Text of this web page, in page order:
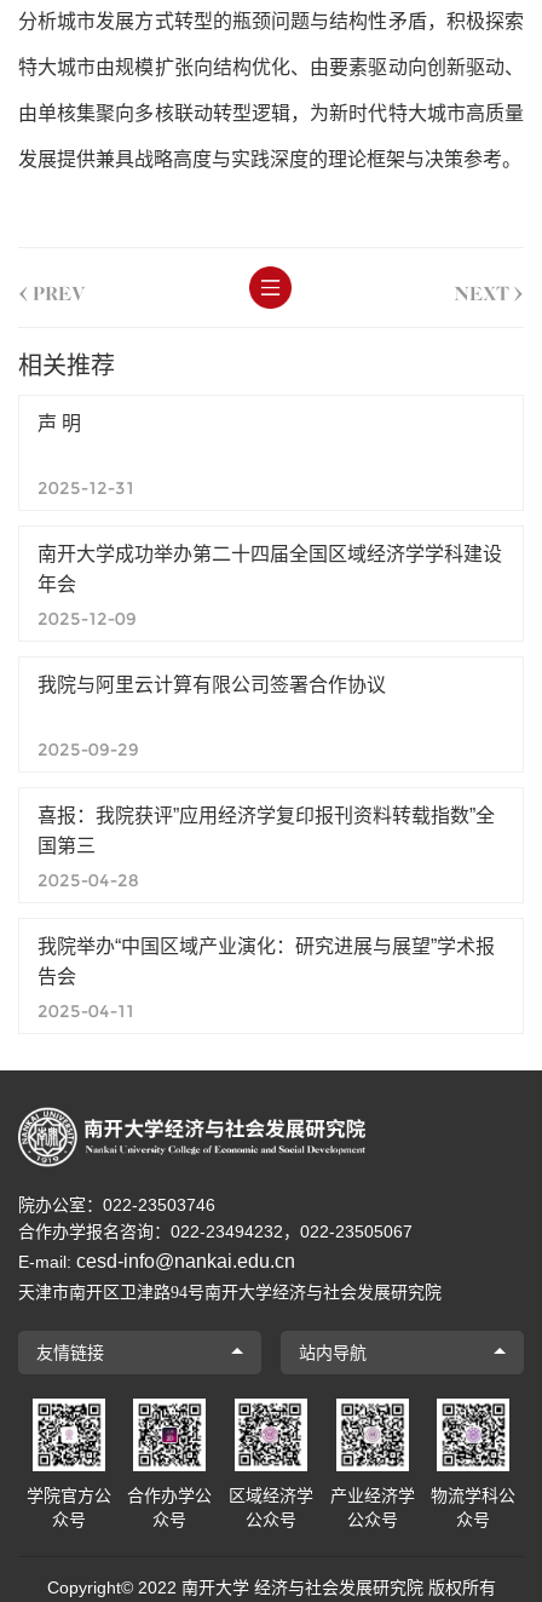
分析城市发展方式转型的瓶颈问题与结构性矛盾，积极探索
特大城市由规模扩张向结构优化、由要素驱动向创新驱动、
由单核集聚向多核联动转型逻辑，为新时代特大城市高质量
发展提供兼具战略高度与实践深度的理论框架与决策参考。
< PREV NEXT >
相关推荐
声 明
2025-12-31
南开大学成功举办第二十四届全国区域经济学学科建设
年会
2025-12-09
我院与阿里云计算有限公司签署合作协议
2025-09-29
喜报：我院获评”应用经济学复印报刊资料转载指数”全
国第三
2025-04-28
我院举办“中国区域产业演化：研究进展与展望”学术报
告会
2025-04-11
院办公室：022-23503746
合作办学报名咨询： 022-23494232， 022-23505067
E-mail: cesd-info@nankai.edu.cn
天津市南开区卫津路94号南开大学经济与社会发展研究院
友情链接 站内导航
学院官方公
众号
合作办学公
众号
区域经济学
公众号
产业经济学
公众号
物流学科公
众号
Copyright© 2022 南开大学 经济与社会发展研究院 版权所有